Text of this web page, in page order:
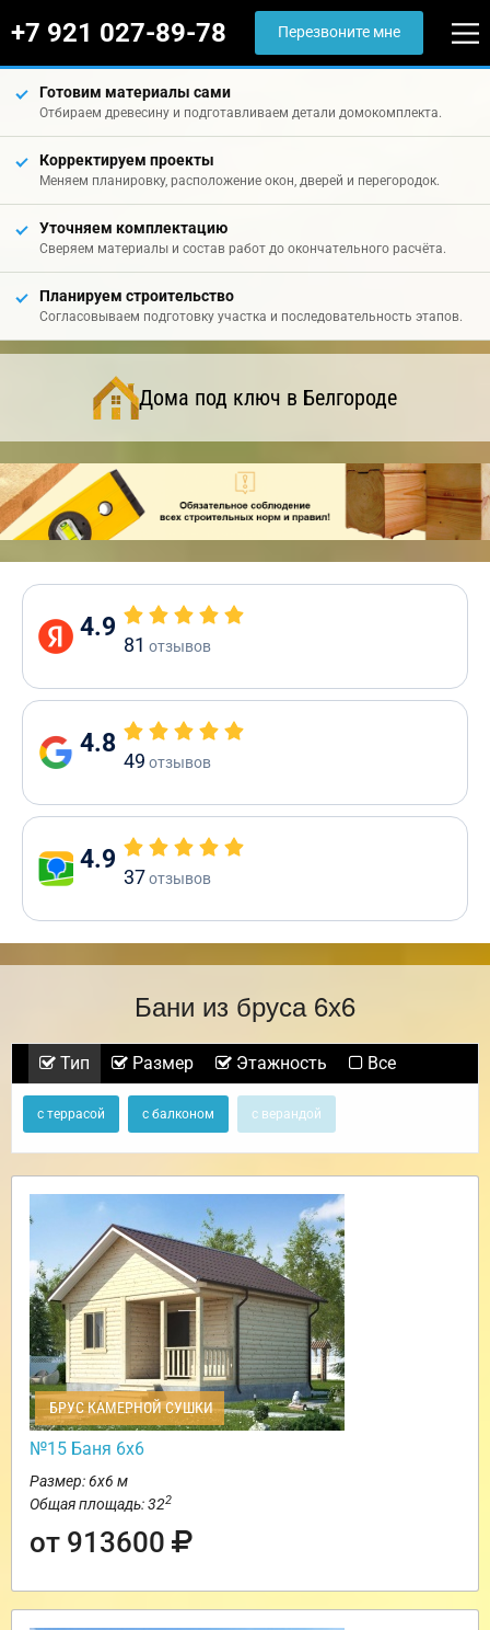
+7 921 027-89-78 Перезвоните мне
Готовим материалы сами
Отбираем древесину и подготавливаем детали домокомплекта.
Корректируем проекты
Меняем планировку, расположение окон, дверей и перегородок.
Уточняем комплектацию
Сверяем материалы и состав работ до окончательного расчёта.
Планируем строительство
Согласовываем подготовку участка и последовательность этапов.
Дома под ключ в Белгороде
4.9
81 отзывов
4.8
49 отзывов
4.9
37отзывов
Бани из бруса 6х6
Тип Размер Этажность Все
с террасой с балконом с верандой
БРУС КАМЕРНОЙ СУШКИ
№15 Баня 6х6
Размер: 6х6 м
Общая площадь: 322
от 913600